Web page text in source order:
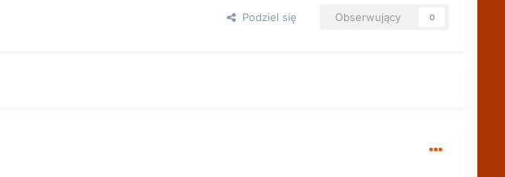
Podziel się Obserwujący 0